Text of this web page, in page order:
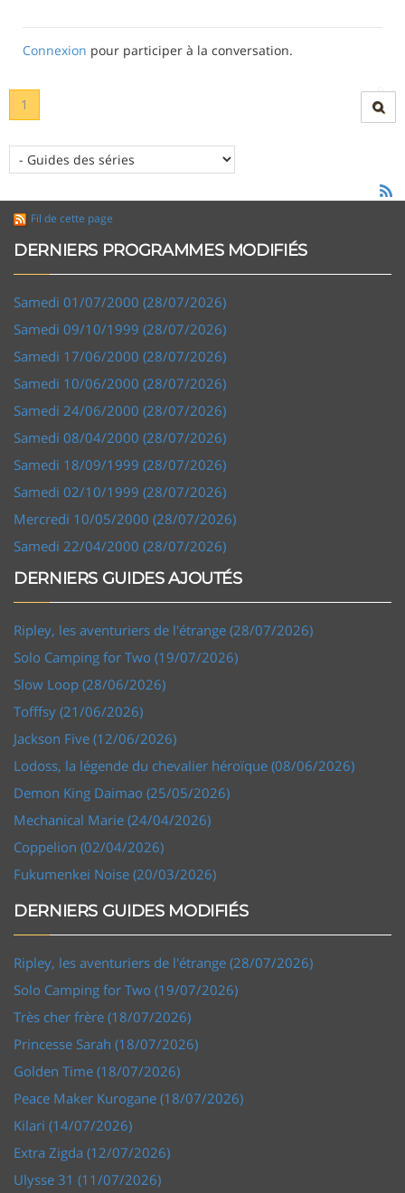
Connexion pour participer à la conversation.
1
Fil de cette page
DERNIERS PROGRAMMES MODIFIÉS
Samedi 01/07/2000 (28/07/2026)
Samedi 09/10/1999 (28/07/2026)
Samedi 17/06/2000 (28/07/2026)
Samedi 10/06/2000 (28/07/2026)
Samedi 24/06/2000 (28/07/2026)
Samedi 08/04/2000 (28/07/2026)
Samedi 18/09/1999 (28/07/2026)
Samedi 02/10/1999 (28/07/2026)
Mercredi 10/05/2000 (28/07/2026)
Samedi 22/04/2000 (28/07/2026)
DERNIERS GUIDES AJOUTÉS
Ripley, les aventuriers de l'étrange (28/07/2026)
Solo Camping for Two (19/07/2026)
Slow Loop (28/06/2026)
Tofffsy (21/06/2026)
Jackson Five (12/06/2026)
Lodoss, la légende du chevalier héroïque (08/06/2026)
Demon King Daimao (25/05/2026)
Mechanical Marie (24/04/2026)
Coppelion (02/04/2026)
Fukumenkei Noise (20/03/2026)
DERNIERS GUIDES MODIFIÉS
Ripley, les aventuriers de l'étrange (28/07/2026)
Solo Camping for Two (19/07/2026)
Très cher frère (18/07/2026)
Princesse Sarah (18/07/2026)
Golden Time (18/07/2026)
Peace Maker Kurogane (18/07/2026)
Kilari (14/07/2026)
Extra Zigda (12/07/2026)
Ulysse 31 (11/07/2026)